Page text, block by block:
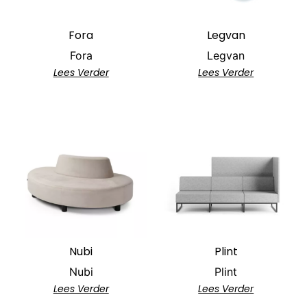
Fora
Fora
Lees Verder
Legvan
Legvan
Lees Verder
Nubi
Nubi
Lees Verder
Plint
Plint
Lees Verder